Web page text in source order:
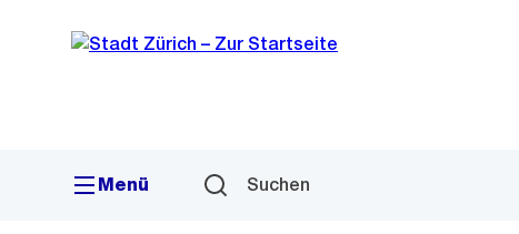
Navigation
Sprunglink
Menü Suchen